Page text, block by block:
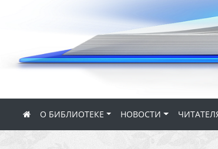
О БИБЛИОТЕКЕ НОВОСТИ